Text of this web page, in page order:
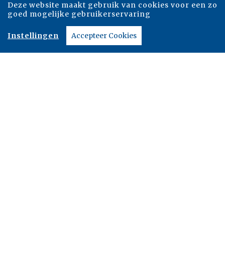
Deze website maakt gebruik van cookies voor een zo
goed mogelijke gebruikerservaring
Instellingen Accepteer Cookies